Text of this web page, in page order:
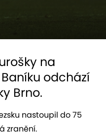
na
odchází
Brno.
nastoupil do 75
zranění.